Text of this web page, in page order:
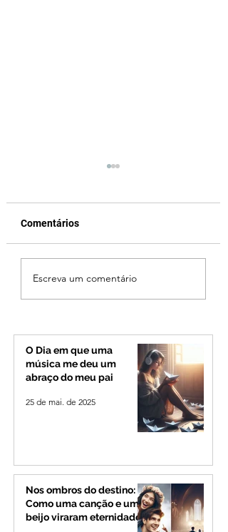
Cleitinho volta atrás,
cita mensagem divina,
mas partido nega
de Minas
Comentários
Escreva um comentário
O Dia em que uma
música me deu um
abraço do meu pai
25 de mai. de 2025
Nos ombros do destino:
Como uma canção e um
beijo viraram eternidade